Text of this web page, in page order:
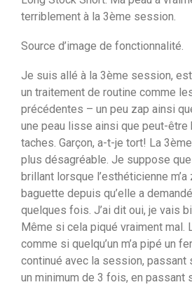
terriblement à la 3ème session.
Source d’image de fonctionnalité.
Je suis allé à la 3ème session,
un traitement de routine comme
précédentes – un peu zap ainsi
une peau lisse ainsi que peut-être
taches. Garçon, a-t-je tort! La
plus désagréable. Je suppose
brillant lorsque l’esthéticienne
baguette depuis qu’elle a
quelques fois. J’ai dit oui, je vais
Même si cela piqué vraiment mal.
comme si quelqu’un m’a pipé un
continué avec la session, passant
un minimum de 3 fois, en passant